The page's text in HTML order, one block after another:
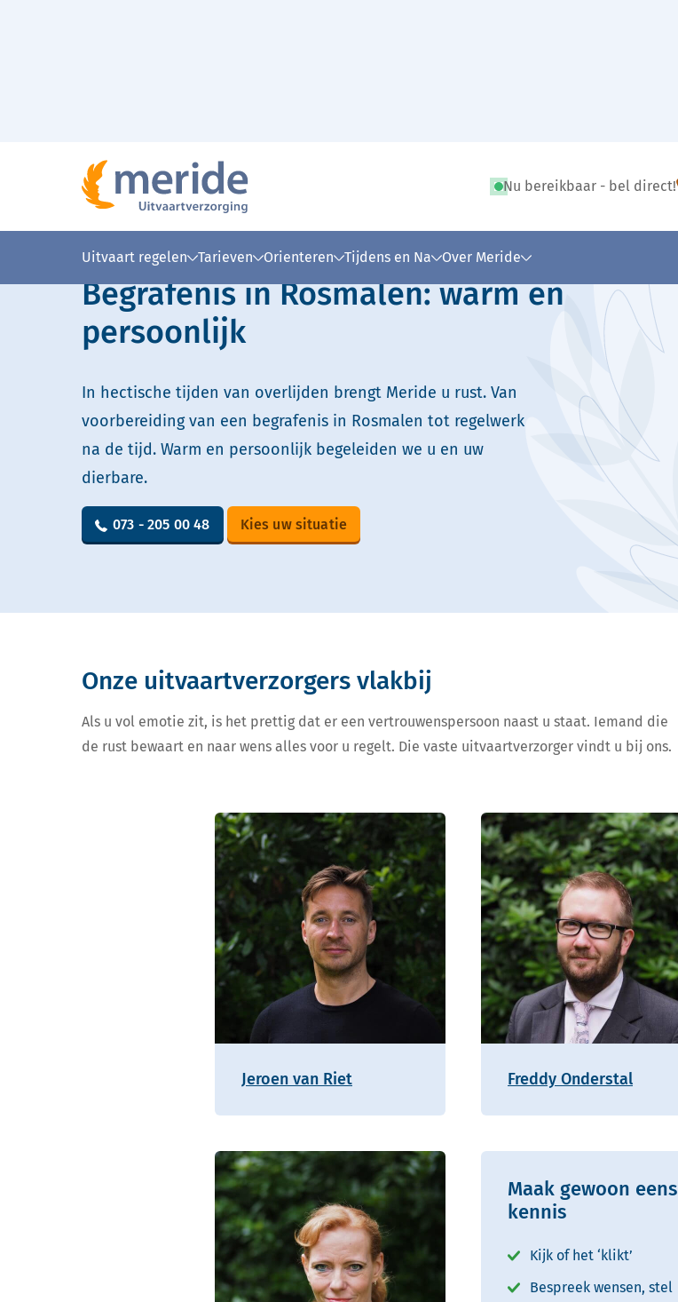
Nu bereikbaar - bel direct!
Uitvaart regelen Tarieven Orienteren Tijdens en Na Over Meride
Lees voor Uitleg woorden Simpele tekst
Begrafenis in Rosmalen: warm en
persoonlijk
In hectische tijden van overlijden brengt Meride u rust. Van
voorbereiding van een begrafenis in Rosmalen tot regelwerk
na de tijd. Warm en persoonlijk begeleiden we u en uw
dierbare.
073 - 205 00 48 Kies uw situatie
Onze uitvaartverzorgers vlakbij
Als u vol emotie zit, is het prettig dat er een vertrouwenspersoon naast u staat. Iemand die
de rust bewaart en naar wens alles voor u regelt. Die vaste uitvaartverzorger vindt u bij ons.
Jeroen van Riet Freddy Onderstal
Maak gewoon eens
kennis
Kijk of het ‘klikt’
Bespreek wensen, stel